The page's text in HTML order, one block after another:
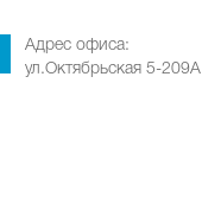
Адрес офиса:
ул.Октябрьская 5-209А